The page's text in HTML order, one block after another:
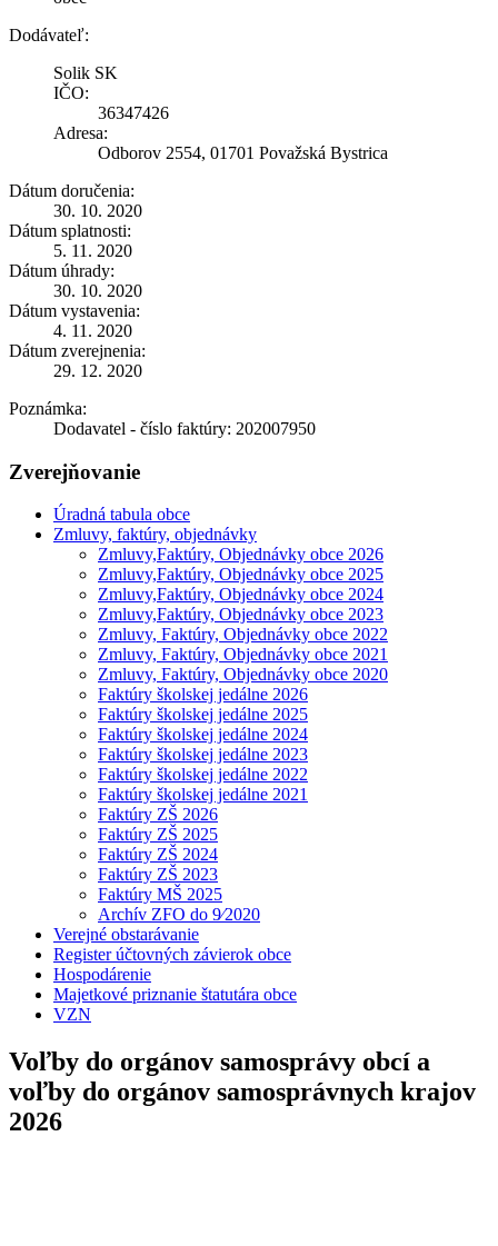
Dodávateľ:
Solik SK
IČO:
36347426
Adresa:
Odborov 2554, 01701 Považská Bystrica
Dátum doručenia:
30. 10. 2020
Dátum splatnosti:
5. 11. 2020
Dátum úhrady:
30. 10. 2020
Dátum vystavenia:
4. 11. 2020
Dátum zverejnenia:
29. 12. 2020
Poznámka:
Dodavatel - číslo faktúry: 202007950
Zverejňovanie
Úradná tabula obce
Zmluvy, faktúry, objednávky
Zmluvy,Faktúry, Objednávky obce 2026
Zmluvy,Faktúry, Objednávky obce 2025
Zmluvy,Faktúry, Objednávky obce 2024
Zmluvy,Faktúry, Objednávky obce 2023
Zmluvy, Faktúry, Objednávky obce 2022
Zmluvy, Faktúry, Objednávky obce 2021
Zmluvy, Faktúry, Objednávky obce 2020
Faktúry školskej jedálne 2026
Faktúry školskej jedálne 2025
Faktúry školskej jedálne 2024
Faktúry školskej jedálne 2023
Faktúry školskej jedálne 2022
Faktúry školskej jedálne 2021
Faktúry ZŠ 2026
Faktúry ZŠ 2025
Faktúry ZŠ 2024
Faktúry ZŠ 2023
Faktúry MŠ 2025
Archív ZFO do 9⁄2020
Verejné obstarávanie
Register účtovných závierok obce
Hospodárenie
Majetkové priznanie štatutára obce
VZN
Voľby do orgánov samosprávy obcí a
voľby do orgánov samosprávnych krajov
2026